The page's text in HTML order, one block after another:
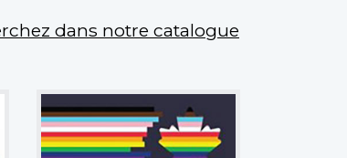
dans notre catalogue